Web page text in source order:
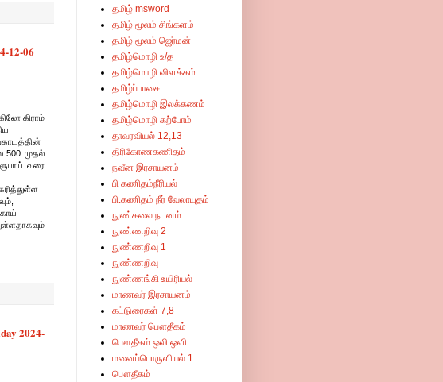
12-06
கிராம்
500 முதல்
வரை
2024-
தமிழ் msword
தமிழ் மூலம் சிங்களம்
தமிழ் மூலம் ஜெர்மன்
தமிழ்மொழி உ/த
தமிழ்மொழி விளக்கம்
தமிழ்ப்பாசை
தமிழ்மொழி இலக்கணம்
தமிழ்மொழி கற்போம்
தாவரவியல் 12,13
திரிகோணகணிதம்
நவீன இரசாயனம்
பி கணிதம்நீரியல்
பி.கணிதம் நீர் வேலாயுதம்
நுண்கலை நடனம்
நுண்ணறிவு 2
நுண்ணறிவு 1
நுண்ணறிவு
நுண்ணங்கி உயிரியல்
மாணவர் இரசாயனம்
கட்டுரைகள் 7,8
மாணவர் பௌதீகம்
பௌதீகம் ஒலி ஒளி
மனைப்பொருளியல் 1
பௌதீகம்